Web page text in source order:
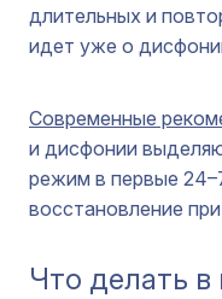
длительных и
идет уже о
Современные
и дисфонии
режим в первые
восстановление
Что делать в